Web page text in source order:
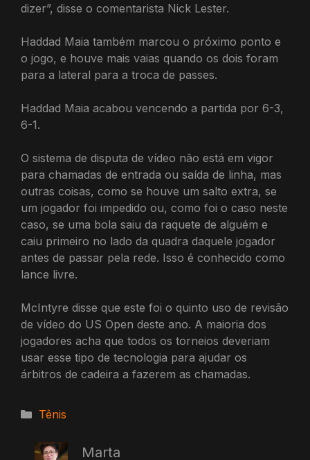
dizer”, disse o comentarista Nick Lester.
Haddad Maia também marcou o próximo ponto e
o jogo, e houve mais vaias quando os dois foram
para a lateral para a troca de passes.
Haddad Maia acabou vencendo a partida por 6-3,
6-1.
O sistema de disputa de vídeo não está em vigor
para chamadas de entrada ou saída de linha, mas
outras coisas, como se houve um salto extra, se
um jogador foi impedido ou, como foi o caso neste
caso, se uma bola saiu da raquete de alguém e
caiu primeiro no lado da quadra daquele jogador
antes de passar pela rede. Isso é conhecido como
lance livre.
McIntyre disse que este foi o quinto uso de revisão
de vídeo do US Open deste ano. A maioria dos
jogadores acha que todos os torneios deveriam
usar esse tipo de tecnologia para ajudar os
árbitros de cadeira a fazerem as chamadas.
Categorias
Tênis
Marta